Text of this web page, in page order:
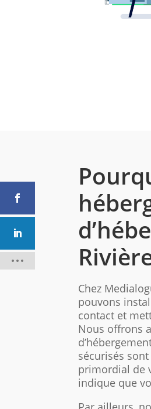
Chez
pouvons
contact et
Nous offrons
sécurisés
primordial de
indique que